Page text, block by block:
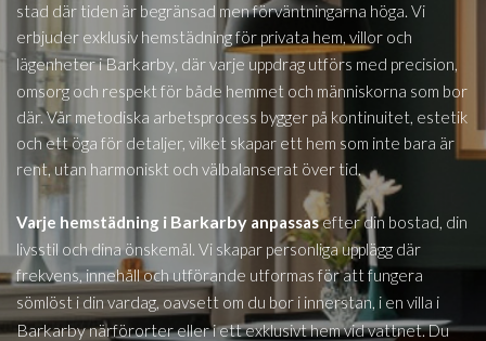
stad där tiden är begränsad men förväntningarna höga. Vi
erbjuder exklusiv hemstädning för privata hem, villor och
lägenheteri Barkarby, där varje uppdrag utförs med precision,
omsorg och respekt för både hemmet och människorna som bor
där. Vår metodiska arbetsprocess bygger på kontinuitet, estetik
och ett öga för detaljer, vilket skapar ett hem som inte bara är
rent, utan harmoniskt och välbalanserat över tid.
Varje hemstädning i Barkarby anpassasefter din bostad, din
livsstil och dina önskemål. Vi skapar personliga upplägg där
frekvens, innehåll och utförande utformas för att fungera
sömlöst i din vardag, oavsett om du bor i innerstan, i en villa i
Barkarbynärförorter eller i ett exklusivt hem vid vattnet. Du